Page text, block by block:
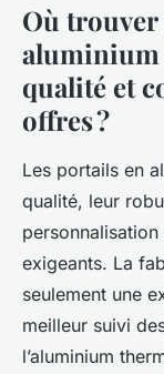
Où trouver
aluminium
qualité et
offres ?
Les portails en
qualité, leur
exigeants. La
seulement une
meilleur suivi
l’aluminium